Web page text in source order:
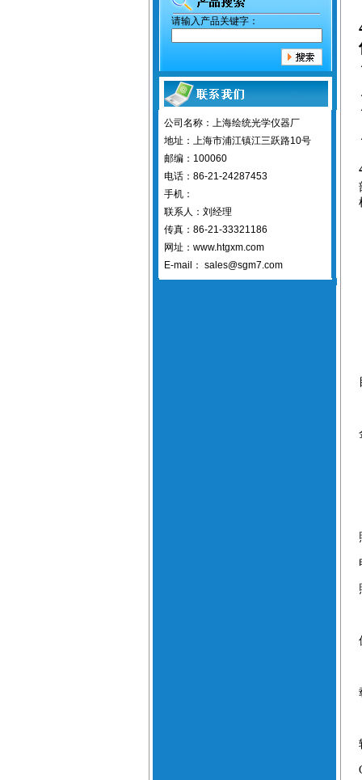
请输入产品关键字：
公司名称：上海绘统光学仪器厂
地址：上海市浦江镇江三跃路10号
邮编：100060
电话：86-21-24287453
手机：
联系人：刘经理
传真：86-21-33321186
网址：www.htgxm.com
E-mail： sales@sgm7.com